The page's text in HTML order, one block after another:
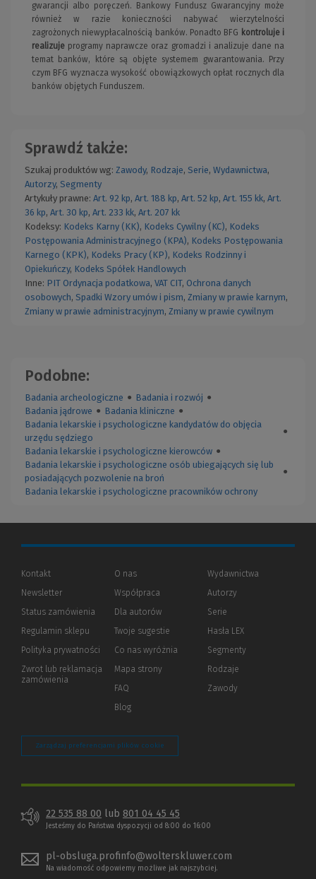
gwarancji albo poręczeń. Bankowy Fundusz Gwarancyjny może
również w razie konieczności nabywać wierzytelności
zagrożonych niewypłacalnością banków. Ponadto BFG kontroluje i
realizuje programy naprawcze oraz gromadzi i analizuje dane na
temat banków, które są objęte systemem gwarantowania. Przy
czym BFG wyznacza wysokość obowiązkowych opłat rocznych dla
banków objętych Funduszem.
Sprawdź także:
Szukaj produktów wg: Zawody, Rodzaje, Serie, Wydawnictwa,
Autorzy, Segmenty
Artykuły prawne: Art. 92 kp, Art. 188 kp, Art. 52 kp, Art. 155 kk, Art.
36 kp, Art. 30 kp, Art. 233 kk, Art. 207 kk
Kodeksy: Kodeks Karny (KK), Kodeks Cywilny (KC), Kodeks
Postępowania Administracyjnego (KPA), Kodeks Postępowania
Karnego (KPK), Kodeks Pracy (KP), Kodeks Rodzinny i
Opiekuńczy, Kodeks Spółek Handlowych
Inne: PIT Ordynacja podatkowa, VAT CIT, Ochrona danych
osobowych, Spadki Wzory umów i pism, Zmiany w prawie karnym,
Zmiany w prawie administracyjnym, Zmiany w prawie cywilnym
Podobne:
Badania archeologiczne ● Badania i rozwój ●
Badania jądrowe ● Badania kliniczne ●
Badania lekarskie i psychologiczne kandydatów do objęcia
urzędu sędziego
●
Badania lekarskie i psychologiczne kierowców ●
Badania lekarskie i psychologiczne osób ubiegających się lub
posiadających pozwolenie na broń
●
Badania lekarskie i psychologiczne pracowników ochrony
Kontakt
Newsletter
Status zamówienia
Regulamin sklepu
Polityka prywatności (Nowe
(Link
innej
Zwrot lub reklamacja
zamówienia
O nas
Współpraca
Dla autorów(Nowe
(Link
innej
strony)
Twoje sugestie
Co nas wyróżnia
Mapa strony
FAQ
Blog
Wydawnictwa
Autorzy
Serie
Hasła LEX
Segmenty
Rodzaje
Zawody
Zarządzaj preferencjami plików cookie
22 535 88 00 lub 801 04 45 45
Jesteśmy do Państwa dyspozycji od 8:00 do 16:00
pl-obsluga.profinfo@wolterskluwer.com
Na wiadomość odpowiemy możliwe jak najszybciej.